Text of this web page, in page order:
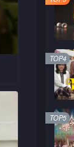
TOP4
TOP5